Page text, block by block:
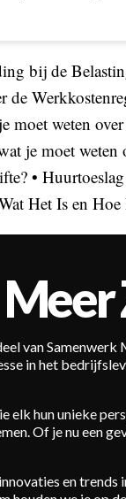
bij de
de
moet weten
je moet weten
•
Het Is en Hoe
Meer
van
in het
hun unieke
Of je nu een
en